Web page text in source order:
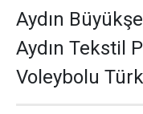
Aydın
Aydın Tekstil
Voleybolu